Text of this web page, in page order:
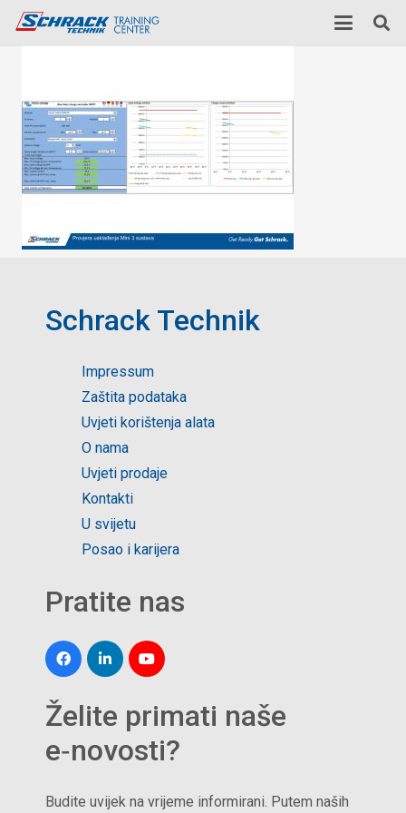
Schrack Technik
Impressum
Zaštita podataka
Uvjeti korištenja alata
O nama
Uvjeti prodaje
Kontakti
U svijetu
Posao i karijera
Pratite nas
Želite primati naše
e‑novosti?
Budite uvijek na vrijeme informirani. Putem naših